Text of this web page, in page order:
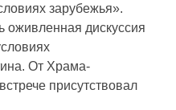
зарубежья».
оживленная дискуссия
От Храма-
присутствовал